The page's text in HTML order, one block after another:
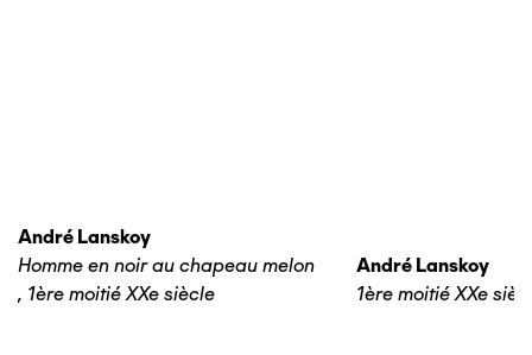
André Lanskoy
Homme en noir au chapeau melon
, 1ère moitié XXe siècle
André Lanskoy
1ère moitié XXe